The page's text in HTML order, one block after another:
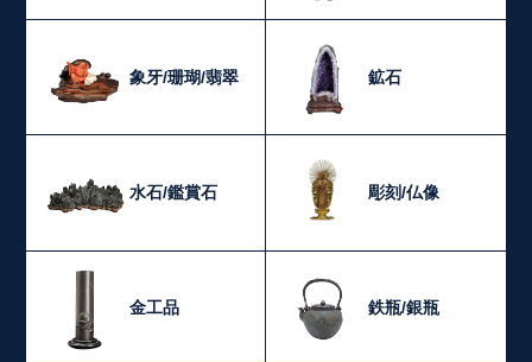
象牙/珊瑚/翡翠 鉱石
水石/鑑賞石 彫刻/仏像
金工品 鉄瓶/銀瓶